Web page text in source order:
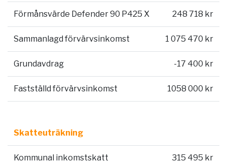
Förmånsvärde Defender 90 P425 X 248 718 kr
Sammanlagd förvärvsinkomst 1 075 470 kr
Grundavdrag -17 400 kr
Fastställd förvärvsinkomst 1058 000 kr
Skatteuträkning
Kommunal inkomstskatt 315 495 kr